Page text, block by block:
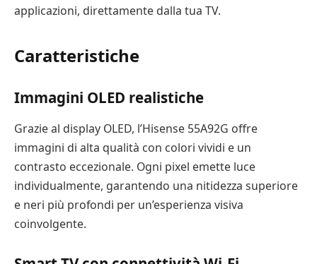
applicazioni, direttamente dalla tua TV.
Caratteristiche
Immagini OLED realistiche
Grazie al display OLED, l’Hisense 55A92G offre
immagini di alta qualità con colori vividi e un
contrasto eccezionale. Ogni pixel emette luce
individualmente, garantendo una nitidezza superiore
e neri più profondi per un’esperienza visiva
coinvolgente.